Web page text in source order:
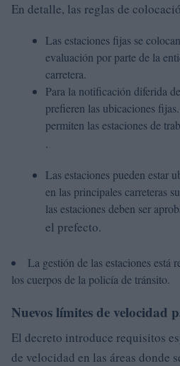
En detalle, las reglas de
Las estaciones fijas se
evaluación por parte de la
carretera.
Para la notificación diferida
prefieren las ubicaciones
permiten las estaciones de
.
Las estaciones pueden estar
en las principales carreteras
las estaciones deben ser
el prefecto.
La gestión de las estaciones está
los cuerpos de la policía de tránsito.
Nuevos límites de velocidad
El decreto introduce requisitos
de velocidad en las áreas donde